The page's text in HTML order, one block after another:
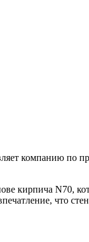
компанию по
кирпича N70,
что